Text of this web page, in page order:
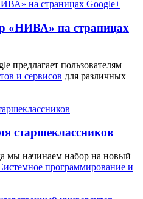
«НИВА» на страницах
предлагает пользователям
и сервисов для различных
старшеклассников
мы начинаем набор на новый
программирование и